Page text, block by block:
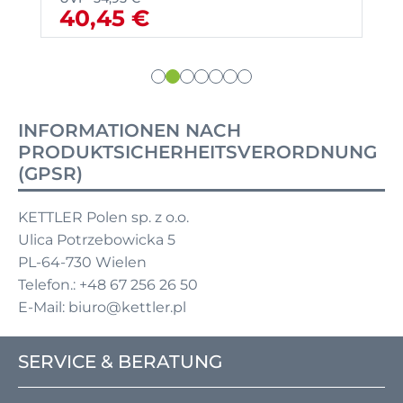
40,45 €
INFORMATIONEN NACH
PRODUKTSICHERHEITSVERORDNUNG
(GPSR)
KETTLER Polen sp. z o.o.
Ulica Potrzebowicka 5
PL-64-730 Wielen
Telefon.: +48 67 256 26 50
E-Mail: biuro@kettler.pl
SERVICE & BERATUNG